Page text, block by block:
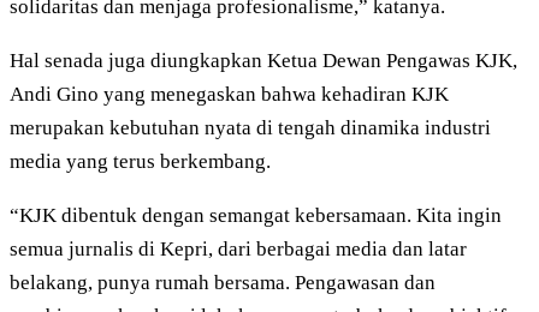
solidaritas dan menjaga profesionalisme,” katanya.
Hal senada juga diungkapkan Ketua Dewan Pengawas KJK,
Andi Gino yang menegaskan bahwa kehadiran KJK
merupakan kebutuhan nyata di tengah dinamika industri
media yang terus berkembang.
“KJK dibentuk dengan semangat kebersamaan. Kita ingin
semua jurnalis di Kepri, dari berbagai media dan latar
belakang, punya rumah bersama. Pengawasan dan